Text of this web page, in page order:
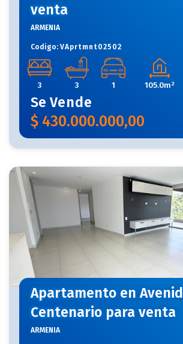
venta
ARMENIA
Codigo: VAprtmnt02502
3 3 1 105.0m²
Se Vende
$ 430.000.000,00
Apartamento en
Centenario para venta
ARMENIA